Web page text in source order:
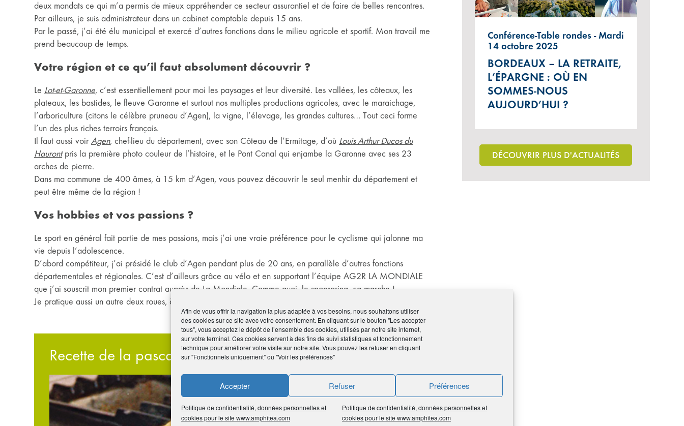
Afin de vous offrir la navigation la plus adaptée à vos besoins, nous souhaitons utiliser
des cookies sur ce site avec votre consentement. En cliquant sur le bouton "Les accepter
tous", vous acceptez le dépôt de l’ensemble des cookies, utilisés par notre site internet,
sur votre terminal. Ces cookies servent à des fins de suivi statistiques et fonctionnement
technique pour améliorer votre visite sur notre site. Vous pouvez les refuser en cliquant
sur "Fonctionnels uniquement" ou "Voir les préférences"
Accepter Refuser Préférences
Politique de confidentialité, données personnelles et
cookies pour le site www.amphitea.com
Politique de confidentialité, données personnelles et
cookies pour le site www.amphitea.com
deux mandats ce qui m’a permis de mieux appréhender ce secteur assurantiel et de faire de belles rencontres.
Par ailleurs, je suis administrateur dans un cabinet comptable depuis 15 ans.
Par le passé, j’ai été élu municipal et exercé d’autres fonctions dans le milieu agricole et sportif. Mon travail me
prend beaucoup de temps.
Votre région et ce qu’il faut absolument découvrir ?
Le Lot-et-Garonne, c’est essentiellement pour moi les paysages et leur diversité. Les vallées, les côteaux, les
plateaux, les bastides, le fleuve Garonne et surtout nos multiples productions agricoles, avec le maraichage,
l’arboriculture (citons le célèbre pruneau d’Agen), la vigne, l’élevage, les grandes cultures… Tout ceci forme
l’un des plus riches terroirs français.
Il faut aussi voir Agen, chef-lieu du département, avec son Côteau de l’Ermitage, d’où Louis Arthur Ducos du
Haurontpris la première photo couleur de l’histoire, et le Pont Canal qui enjambe la Garonne avec ses 23
arches de pierre.
Dans ma commune de 400 âmes, à 15 km d’Agen, vous pouvez découvrir le seul menhir du département et
peut être même de la région !
Vos hobbies et vos passions ?
Le sport en général fait partie de mes passions, mais j’ai une vraie préférence pour le cyclisme qui jalonne ma
vie depuis l’adolescence.
D’abord compétiteur, j’ai présidé le club d’Agen pendant plus de 20 ans, en parallèle d’autres fonctions
départementales et régionales. C’est d’ailleurs grâce au vélo et en supportant l’équipe AG2R LA MONDIALE
que j’ai souscrit mon premier contrat auprès de La Mondiale. Comme quoi, le sponsoring, ça marche !
Je pratique aussi un autre deux roues, à savoir, la moto. Moins dur !
Recette de la pascade (crêpe de l’Aveyron)
Conférence-Table rondes - Mardi
14 octobre 2025
BORDEAUX – LA RETRAITE,
L’ÉPARGNE : OÙ EN
SOMMES-NOUS
AUJOURD’HUI ?
DÉCOUVRIR PLUS D'ACTUALITÉS